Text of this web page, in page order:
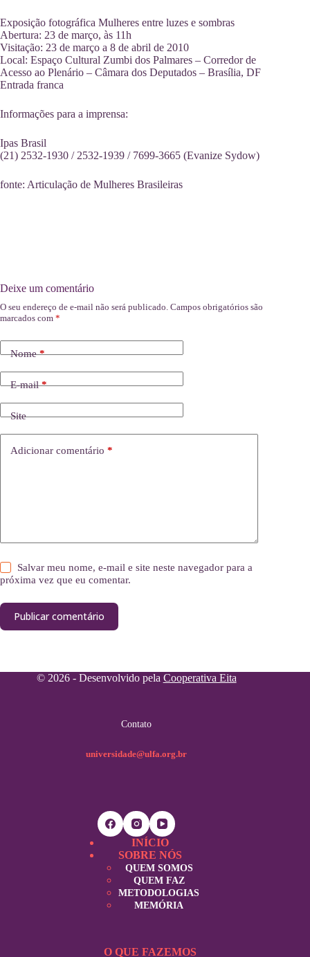
Exposição fotográfica Mulheres entre luzes e sombras
Abertura: 23 de março, às 11h
Visitação: 23 de março a 8 de abril de 2010
Local: Espaço Cultural Zumbi dos Palmares – Corredor de
Acesso ao Plenário – Câmara dos Deputados – Brasília, DF
Entrada franca
Informações para a imprensa:
Ipas Brasil
(21) 2532-1930 / 2532-1939 / 7699-3665 (Evanize Sydow)
fonte: Articulação de Mulheres Brasileiras
Deixe um comentário
O seu endereço de e-mail não será publicado. Campos obrigatórios são
marcados com *
Nome*
E-mail*
Site
Adicionar comentário *
Salvar meu nome, e-mail e site neste navegador para a
próxima vez que eu comentar.
Publicar comentário
© 2026 - Desenvolvido pela Cooperativa Eita
Contato
universidade@ulfa.org.br
INÍCIO
SOBRE NÓS
QUEM SOMOS
QUEM FAZ
METODOLOGIAS
MEMÓRIA
O QUE FAZEMOS